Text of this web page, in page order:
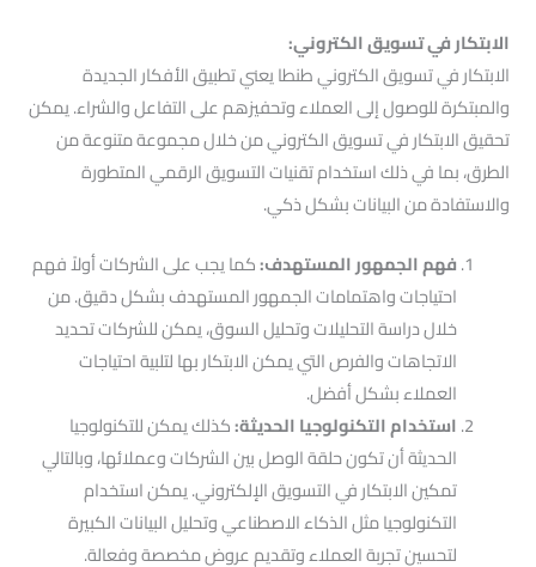
الابتكار في تسويق الكتروني:
الابتكار في تسويق الكتروني طنطا يعني تطبيق الأفكار الجديدة
والمبتكرة للوصول إلى العملاء وتحفيزهم على التفاعل والشراء. يمكن
تحقيق الابتكار في تسويق الكتروني من خلال مجموعة متنوعة من
الطرق، بما في ذلك استخدام تقنيات التسويق الرقمي المتطورة
والاستفادة من البيانات بشكل ذكي.
فهم الجمهور المستهدف:كما يجب على الشركات أولاً فهم
احتياجات واهتمامات الجمهور المستهدف بشكل دقيق. من
خلال دراسة التحليلات وتحليل السوق، يمكن للشركات تحديد
الاتجاهات والفرص التي يمكن الابتكار بها لتلبية احتياجات
العملاء بشكل أفضل.
استخدام التكنولوجيا الحديثة:كذلك يمكن للتكنولوجيا
الحديثة أن تكون حلقة الوصل بين الشركات وعملائها، وبالتالي
تمكين الابتكار في التسويق الإلكتروني. يمكن استخدام
التكنولوجيا مثل الذكاء الاصطناعي وتحليل البيانات الكبيرة
لتحسين تجربة العملاء وتقديم عروض مخصصة وفعالة.